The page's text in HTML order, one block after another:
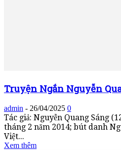
Truyện Ngắn Nguyễn
admin - 26/04/2025 0
Tác giả: Nguyễn Quang Sáng
tháng 2 năm 2014; bút danh
Việt...
Xem thêm